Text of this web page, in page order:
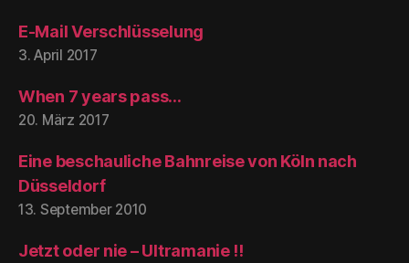
E-Mail Verschlüsselung
3. April 2017
When 7 years pass…
20. März 2017
Eine beschauliche Bahnreise von Köln nach
Düsseldorf
13. September 2010
Jetzt oder nie – Ultramanie !!